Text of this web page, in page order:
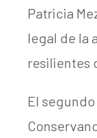
Patricia
legal de la
resilientes
El